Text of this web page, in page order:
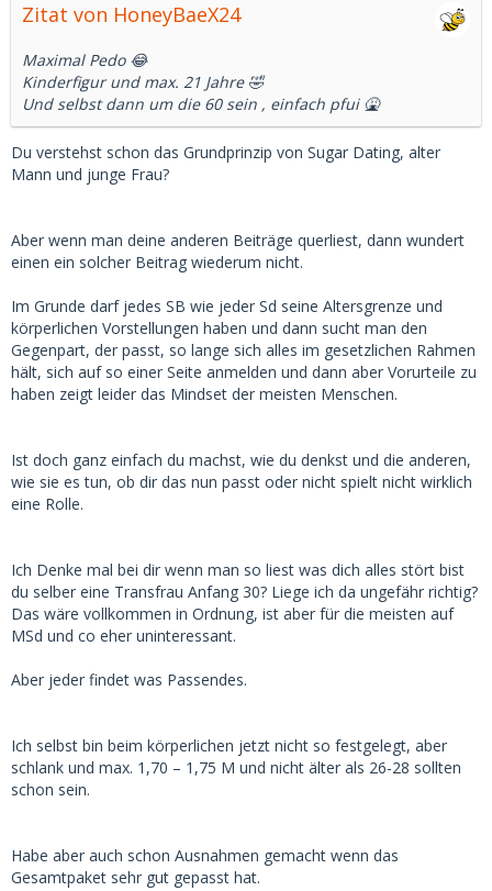
Zitat von HoneyBaeX24
Maximal Pedo 😂
Kinderfigur und max. 21 Jahre 🤣
Und selbst dann um die 60 sein , einfach pfui 🤮
Du verstehst schon das Grundprinzip von Sugar Dating, alter
Mann und junge Frau?
Aber wenn man deine anderen Beiträge querliest, dann wundert
einen ein solcher Beitrag wiederum nicht.
Im Grunde darf jedes SB wie jeder Sd seine Altersgrenze und
körperlichen Vorstellungen haben und dann sucht man den
Gegenpart, der passt, so lange sich alles im gesetzlichen Rahmen
hält, sich auf so einer Seite anmelden und dann aber Vorurteile zu
haben zeigt leider das Mindset der meisten Menschen.
Ist doch ganz einfach du machst, wie du denkst und die anderen,
wie sie es tun, ob dir das nun passt oder nicht spielt nicht wirklich
eine Rolle.
Ich Denke mal bei dir wenn man so liest was dich alles stört bist
du selber eine Transfrau Anfang 30? Liege ich da ungefähr richtig?
Das wäre vollkommen in Ordnung, ist aber für die meisten auf
MSd und co eher uninteressant.
Aber jeder findet was Passendes.
Ich selbst bin beim körperlichen jetzt nicht so festgelegt, aber
schlank und max. 1,70 – 1,75 M und nicht älter als 26-28 sollten
schon sein.
Habe aber auch schon Ausnahmen gemacht wenn das
Gesamtpaket sehr gut gepasst hat.